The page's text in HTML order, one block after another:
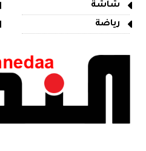
شاشة
رياضة